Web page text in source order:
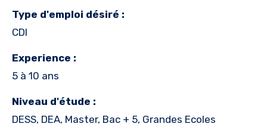
Type d'emploi désiré :
CDI
Experience :
5 à 10 ans
Niveau d'étude :
DESS, DEA, Master, Bac + 5, Grandes Ecoles